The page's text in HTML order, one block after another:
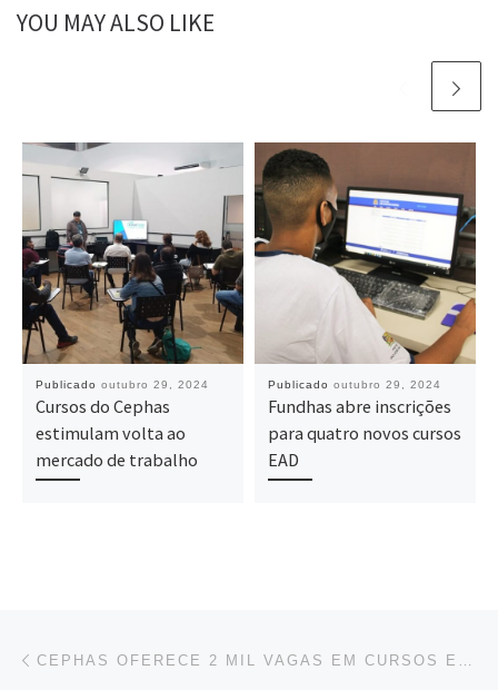
YOU MAY ALSO LIKE
Publicado outubro 29, 2024
Cursos do Cephas
estimulam volta ao
mercado de trabalho
Publicado outubro 29, 2024
Fundhas abre inscrições
para quatro novos cursos
EAD
Navegação do post